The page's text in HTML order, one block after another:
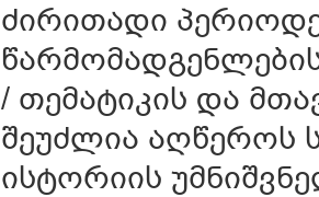
ძირითადი
/ თემატიკის და
შეუძლია აღწეროს
ისტორიის